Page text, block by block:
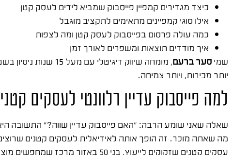
כיצד מגדירים קמפיין פייסבוק שמביא לידים לעסק קטן
אילו סוגי קמפיינים מתאימים לתקציב מוגבל
כמה עולה פרסום בפייסבוק לעסק קטן ומה לצפות
איך מודדים תוצאות ומשפרים לאורך זמן
שמיסער ברעם, מומחה שיווק דיגיטלי עם מעל 15 שנות ניסיון בשטח. ייסדתי את
יותר מכירות, ויותר צמיחה.
למה פייסבוק עדיין רלוונטי לעסקים קטנים
שאלה שאני שומע הרבה: "האם פייסבוק עדיין שווה?" התשובה
עסקים קטנים שזקוקים לייעוץ, בני 50 באזור מרכז שמחפשים מוצר מסוים.